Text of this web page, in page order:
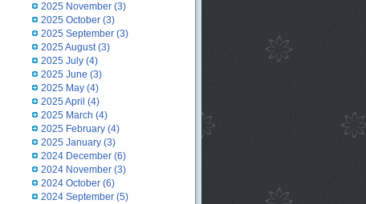
2025 November(3)
2025 October(3)
2025 September(3)
2025 August(3)
2025 July(4)
2025 June (3)
2025 May(4)
2025 April (4)
2025 March (4)
2025 February(4)
2025 January(3)
2024 December(6)
2024 November(3)
2024 October(6)
2024 September(5)